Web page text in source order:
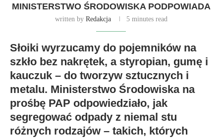
MINISTERSTWO ŚRODOWISKA PODPOWIADA
written by Redakcja 5 minutes read
Słoiki wyrzucamy do pojemników na
szkło bez nakrętek, a styropian, gumę i
kauczuk – do tworzyw sztucznych i
metalu. Ministerstwo Środowiska na
prośbę PAP odpowiedziało, jak
segregować odpady z niemal stu
różnych rodzajów – takich, których